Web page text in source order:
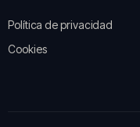
Política de privacidad
Cookies